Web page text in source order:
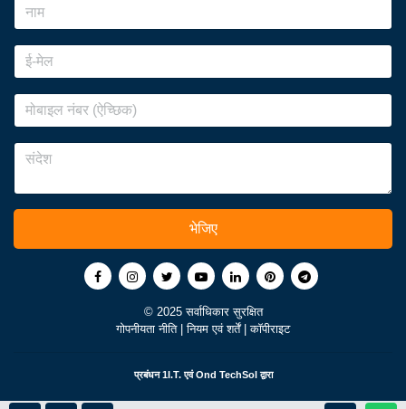
भेजिए
© 2025 सर्वाधिकार सुरक्षित
गोपनीयता नीति |नियम एवं शर्तें |कॉपीराइट
प्रबंधन1I.T.एवंOnd TechSol द्वारा